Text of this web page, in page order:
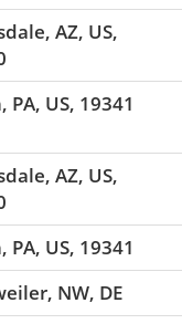
AZ, US,
PA, US, 19341
AZ, US,
PA, US, 19341
NW, DE